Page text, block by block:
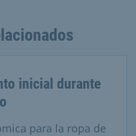
inicial durante
para la ropa de